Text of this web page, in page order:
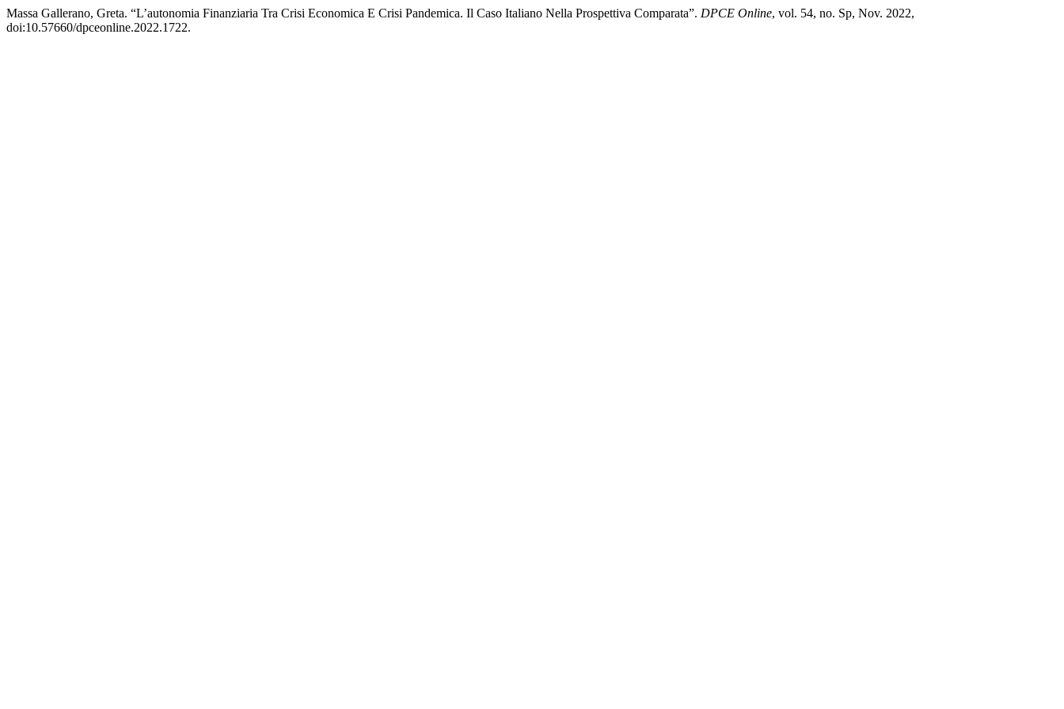
Massa Gallerano, Greta. “L’autonomia Finanziaria Tra Crisi Economica E Crisi Pandemica. Il Caso Italiano Nella Prospettiva Comparata”. DPCE Online, vol. 54, no. Sp, Nov. 2022,
doi:10.57660/dpceonline.2022.1722.